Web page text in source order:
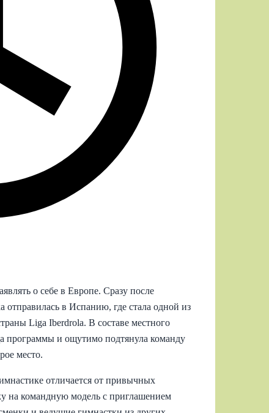
о себе в Европе. Сразу после
в Испанию, где стала одной из
Liga Iberdrola. В составе местного
программы и ощутимо подтянула команду
место.
отличается от привычных
на командную модель с приглашением